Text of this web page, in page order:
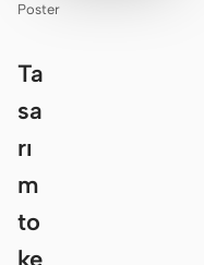
Poster
Ta
sa
rı
m
to
ke